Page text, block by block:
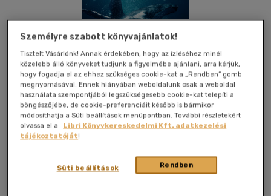
Kívánságlistához adom Megosztom
magyar nyelvű|füles, kartonált
392 oldal
Személyre szabott könyvajánlatok!
Tisztelt Vásárlónk! Annak érdekében, hogy az ízléséhez minél
közelebb álló könyveket tudjunk a figyelmébe ajánlani, arra kérjük,
hogy fogadja el az ehhez szükséges cookie-kat a „Rendben” gomb
megnyomásával. Ennek hiányában weboldalunk csak a weboldal
használata szempontjából legszükségesebb cookie-kat telepíti a
böngészőjébe, de cookie-preferenciáit később is bármikor
módosíthatja a Süti beállítások menüpontban. További részletekért
olvassa el a
Libri Könyvkereskedelmi Kft. adatkezelési
tájékoztatóját!
Rendben
Süti beállítások